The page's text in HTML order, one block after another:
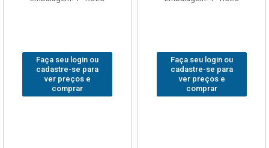
Faça seu login ou
cadastre-se para
ver preços e
comprar
Faça seu login ou
cadastre-se para
ver preços e
comprar